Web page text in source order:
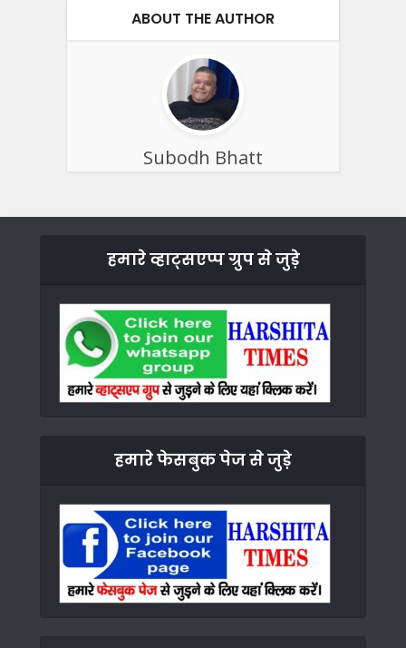
ABOUT THE AUTHOR
Subodh Bhatt
हमारे व्हाट्सएप्प ग्रुप से जुड़े
हमारे फेसबुक पेज से जुड़े